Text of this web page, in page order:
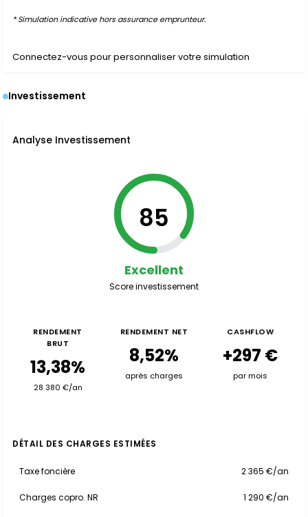
* Simulation indicative hors assurance emprunteur.
Connectez-vous pour personnaliser votre simulation
Investissement
Analyse Investissement
85
Excellent
Score investissement
RENDEMENT
BRUT
13,38%
28 380 €/an
RENDEMENT NET
8,52%
après charges
CASHFLOW
+297 €
par mois
DÉTAIL DES CHARGES ESTIMÉES
Taxe foncière 2 365 €/an
Charges copro. NR 1 290 €/an